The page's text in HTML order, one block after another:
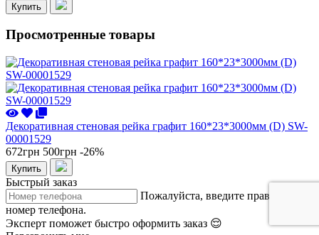
Купить
Просмотренные товары
Декоративная стеновая рейка графит 160*23*3000мм (D) SW-
00001529
672грн 500грн -26%
Купить
Быстрый заказ
Пожалуйста, введите правильный
номер телефона.
Эксперт поможет быстро оформить заказ 😌